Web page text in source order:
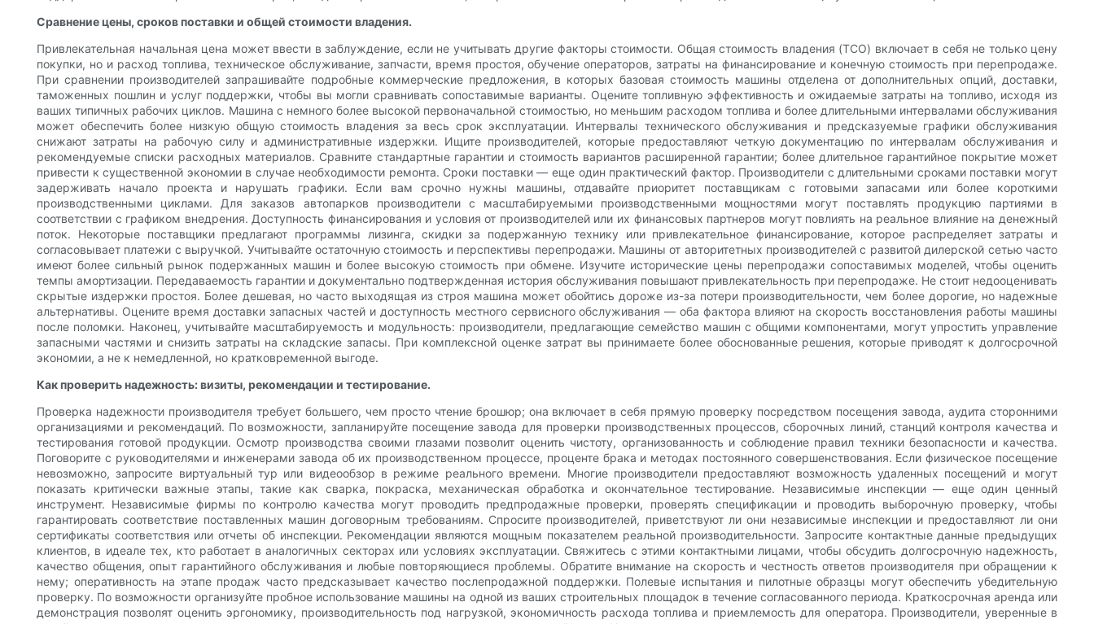
Сравнение цены, сроков поставки и общей стоимости владения.
Привлекательная начальная цена может ввести в заблуждение, если не учитывать другие факторы стоимости. Общая стоимость владения (TCO) включает в себя не только цену
покупки, но и расход топлива, техническое обслуживание, запчасти, время простоя, обучение операторов, затраты на финансирование и конечную стоимость при перепродаже.
При сравнении производителей запрашивайте подробные коммерческие предложения, в которых базовая стоимость машины отделена от дополнительных опций, доставки,
таможенных пошлин и услуг поддержки, чтобы вы могли сравнивать сопоставимые варианты. Оцените топливную эффективность и ожидаемые затраты на топливо, исходя из
ваших типичных рабочих циклов. Машина с немного более высокой первоначальной стоимостью, но меньшим расходом топлива и более длительными интервалами обслуживания
может обеспечить более низкую общую стоимость владения за весь срок эксплуатации. Интервалы технического обслуживания и предсказуемые графики обслуживания
снижают затраты на рабочую силу и административные издержки. Ищите производителей, которые предоставляют четкую документацию по интервалам обслуживания и
рекомендуемые списки расходных материалов. Сравните стандартные гарантии и стоимость вариантов расширенной гарантии; более длительное гарантийное покрытие может
привести к существенной экономии в случае необходимости ремонта. Сроки поставки — еще один практический фактор. Производители с длительными сроками поставки могут
задерживать начало проекта и нарушать графики. Если вам срочно нужны машины, отдавайте приоритет поставщикам с готовыми запасами или более короткими
производственными циклами. Для заказов автопарков производители с масштабируемыми производственными мощностями могут поставлять продукцию партиями в
соответствии с графиком внедрения. Доступность финансирования и условия от производителей или их финансовых партнеров могут повлиять на реальное влияние на денежный
поток. Некоторые поставщики предлагают программы лизинга, скидки за подержанную технику или привлекательное финансирование, которое распределяет затраты и
согласовывает платежи с выручкой. Учитывайте остаточную стоимость и перспективы перепродажи. Машины от авторитетных производителей с развитой дилерской сетью часто
имеют более сильный рынок подержанных машин и более высокую стоимость при обмене. Изучите исторические цены перепродажи сопоставимых моделей, чтобы оценить
темпы амортизации. Передаваемость гарантии и документально подтвержденная история обслуживания повышают привлекательность при перепродаже. Не стоит недооценивать
скрытые издержки простоя. Более дешевая, но часто выходящая из строя машина может обойтись дороже из-за потери производительности, чем более дорогие, но надежные
альтернативы. Оцените время доставки запасных частей и доступность местного сервисного обслуживания — оба фактора влияют на скорость восстановления работы машины
после поломки. Наконец, учитывайте масштабируемость и модульность: производители, предлагающие семейство машин с общими компонентами, могут упростить управление
запасными частями и снизить затраты на складские запасы. При комплексной оценке затрат вы принимаете более обоснованные решения, которые приводят к долгосрочной
экономии, а не к немедленной, но кратковременной выгоде.
Как проверить надежность: визиты, рекомендации и тестирование.
Проверка надежности производителя требует большего, чем просто чтение брошюр; она включает в себя прямую проверку посредством посещения завода, аудита сторонними
организациями и рекомендаций. По возможности, запланируйте посещение завода для проверки производственных процессов, сборочных линий, станций контроля качества и
тестирования готовой продукции. Осмотр производства своими глазами позволит оценить чистоту, организованность и соблюдение правил техники безопасности и качества.
Поговорите с руководителями и инженерами завода об их производственном процессе, проценте брака и методах постоянного совершенствования. Если физическое посещение
невозможно, запросите виртуальный тур или видеообзор в режиме реального времени. Многие производители предоставляют возможность удаленных посещений и могут
показать критически важные этапы, такие как сварка, покраска, механическая обработка и окончательное тестирование. Независимые инспекции — еще один ценный
инструмент. Независимые фирмы по контролю качества могут проводить предпродажные проверки, проверять спецификации и проводить выборочную проверку, чтобы
гарантировать соответствие поставленных машин договорным требованиям. Спросите производителей, приветствуют ли они независимые инспекции и предоставляют ли они
сертификаты соответствия или отчеты об инспекции. Рекомендации являются мощным показателем реальной производительности. Запросите контактные данные предыдущих
клиентов, в идеале тех, кто работает в аналогичных секторах или условиях эксплуатации. Свяжитесь с этими контактными лицами, чтобы обсудить долгосрочную надежность,
качество общения, опыт гарантийного обслуживания и любые повторяющиеся проблемы. Обратите внимание на скорость и честность ответов производителя при обращении к
нему; оперативность на этапе продаж часто предсказывает качество послепродажной поддержки. Полевые испытания и пилотные образцы могут обеспечить убедительную
проверку. По возможности организуйте пробное использование машины на одной из ваших строительных площадок в течение согласованного периода. Краткосрочная аренда или
демонстрация позволят оценить эргономику, производительность под нагрузкой, экономичность расхода топлива и приемлемость для оператора. Производители, уверенные в